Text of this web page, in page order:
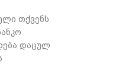
თქვენს
დაცულ